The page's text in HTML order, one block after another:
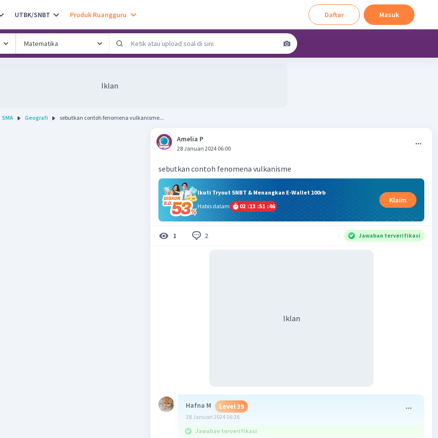
UTBK/SNBT Produk Ruangguru Daftar Masuk
Iklan
SMA Geografi sebutkan contoh fenomena vulkanisme...
Amelia P
28 Januari 2024 06:00
sebutkan contoh fenomena vulkanisme
Ikuti Tryout SNBT & Menangkan E-Wallet 100rb
Habis dalam
02 :13 :51 :45
Klaim
1 2 Jawaban terverifikasi
Iklan
Hafna M Level 39
28 Januari 2024 16:26
Jawaban terverifikasi